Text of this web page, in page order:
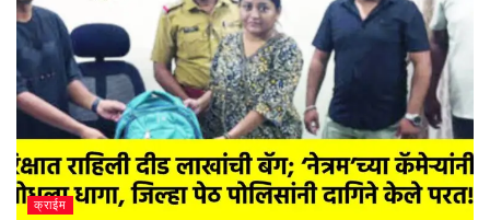
क्राईम